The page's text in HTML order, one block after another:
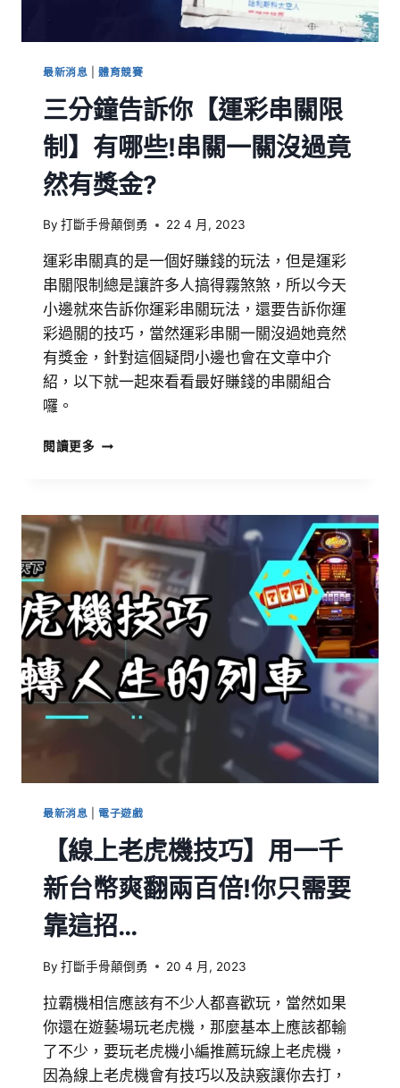
最新消息 |體育競賽
三分鐘告訴你【運彩串關限
制】有哪些!串關一關沒過竟
然有獎金?
By 打斷手骨顛倒勇 22 4 月, 2023
運彩串關真的是一個好賺錢的玩法，但是運彩
串關限制總是讓許多人搞得霧煞煞，所以今天
小邊就來告訴你運彩串關玩法，還要告訴你運
彩過關的技巧，當然運彩串關一關沒過她竟然
有獎金，針對這個疑問小邊也會在文章中介
紹，以下就一起來看看最好賺錢的串關組合
囉。
閱讀更多
最新消息 電子遊戲
【線上老虎機技巧】用一千
新台幣爽翻兩百倍!你只需要
靠這招…
By 打斷手骨顛倒勇 20 4 月, 2023
拉霸機相信應該有不少人都喜歡玩，當然如果
你還在遊藝場玩老虎機，那麼基本上應該都輸
了不少，要玩老虎機小編推薦玩線上老虎機，
因為線上老虎機會有技巧以及訣竅讓你去打，